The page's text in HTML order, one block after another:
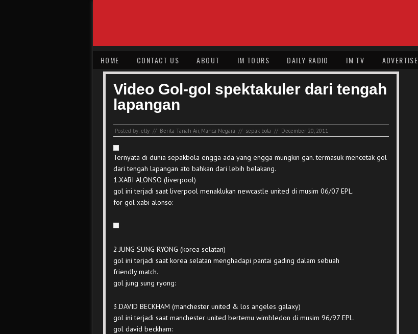
HOME CONTACT US ABOUT IM TOURS DAILY RADIO IM TV ADVERTISE
Video Gol-gol spektakuler dari tengah
lapangan
Posted by: elly // Berita Tanah Air, Manca Negara // sepak bola // December 20, 2011
Ternyata di dunia sepakbola engga ada yang engga mungkin gan. termasuk mencetak gol
dari tengah lapangan ato bahkan dari lebih belakang.
1.XABI ALONSO (liverpool)
gol ini terjadi saat liverpool menaklukan newcastle united di musim 06/07 EPL.
for gol xabi alonso:
2.JUNG SUNG RYONG (korea selatan)
gol ini terjadi saat korea selatan menghadapi pantai gading dalam sebuah
friendly match.
gol jung sung ryong:
3.DAVID BECKHAM (manchester united & los angeles galaxy)
gol ini terjadi saat manchester united bertemu wimbledon di musim 96/97 EPL.
gol david beckham: